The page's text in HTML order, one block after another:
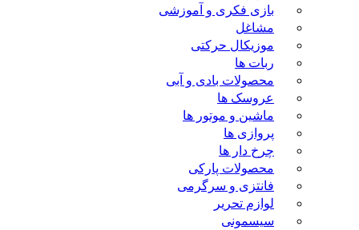
بازی فکری و آموزشی
مشاغل
موزیکال حرکتی
ربات ها
محصولات بادی و آبی
عروسک ها
ماشین و موتور ها
پروازی ها
چرخ دار ها
محصولات پارکی
فانتزی و سرگرمی
لوازم تحریر
سیسمونی